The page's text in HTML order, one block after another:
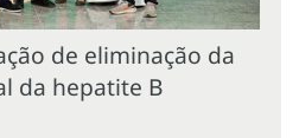
de eliminação da
da hepatite B